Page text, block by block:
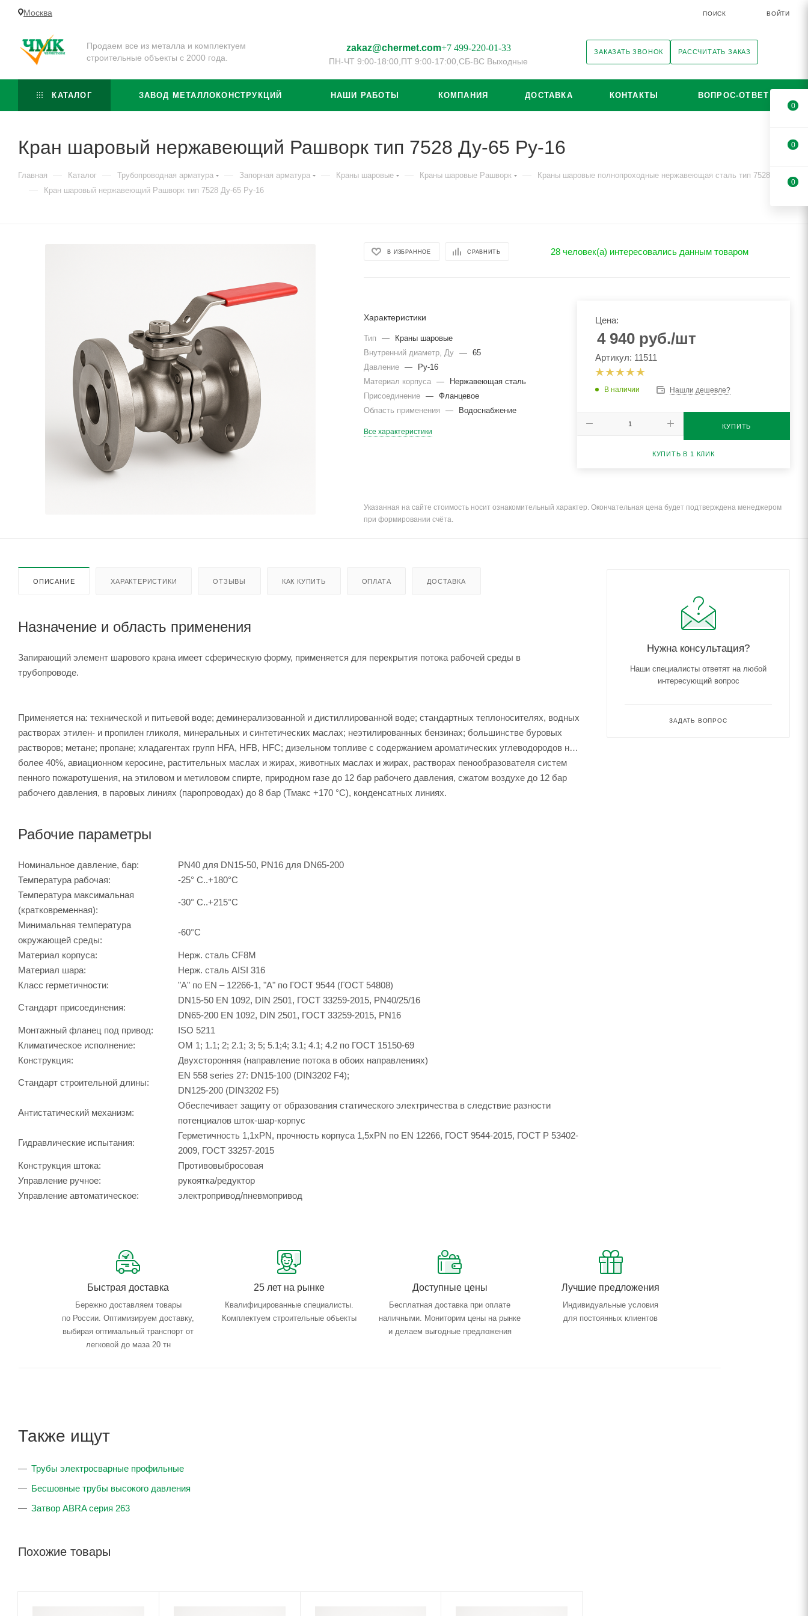
Москва ПОИСК ВОЙТИ
Продаем все из металла и комплектуем
строительные объекты с 2000 года.
zakaz@chermet.com+7 499-220-01-33
ПН-ЧТ 9:00-18:00, ПТ 9:00-17:00, СБ-ВС Выходные
ЗАКАЗАТЬ ЗВОНОК РАССЧИТАТЬ ЗАКАЗ
КАТАЛОГ ЗАВОД МЕТАЛЛОКОНСТРУКЦИЙ НАШИ РАБОТЫ КОМПАНИЯ ДОСТАВКА КОНТАКТЫ ВОПРОС-ОТВЕТ
Кран шаровый нержавеющий Рашворк тип 7528 Ду-65 Ру-16
Главная — Каталог — Трубопроводная арматура — Запорная арматура — Краны шаровые — Краны шаровые Рашворк — Краны шаровые полнопроходные нержавеющая сталь тип 7528
— Кран шаровый нержавеющий Рашворк тип 7528 Ду-65 Ру-16
В ИЗБРАННОЕ СРАВНИТЬ 28 человек(а) интересовались данным товаром
Характеристики
Тип —
Краны шаровые
Внутренний диаметр, Ду
—
65
Давление
—
Ру-16
Материал корпуса
—
Нержавеющая сталь
Присоединение
—
Фланцевое
Область применения
— Водоснабжение
Все характеристики
Цена:
4 940руб./шт
Артикул: 11511
В наличии Нашли дешевле?
КУПИТЬ
КУПИТЬ В 1 КЛИК
Указанная на сайте стоимость носит ознакомительный характер. Окончательная цена будет подтверждена менеджером
при формировании счёта.
ОПИСАНИЕ ХАРАКТЕРИСТИКИ ОТЗЫВЫ КАК КУПИТЬ ОПЛАТА ДОСТАВКА
Назначение и область применения
Запирающий элемент шарового крана имеет сферическую форму, применяется для перекрытия потока рабочей среды в
трубопроводе.
Применяется на: технической и питьевой воде; деминерализованной и дистиллированной воде; стандартных теплоносителях, водных
растворах этилен- и пропилен гликоля, минеральных и синтетических маслах; неэтилированных бензинах; большинстве буровых
растворов; метане; пропане; хладагентах групп HFA, HFB, HFC; дизельном топливе с содержанием ароматических углеводородов не
более 40%, авиационном керосине, растительных маслах и жирах, животных маслах и жирах, растворах пенообразователя систем
пенного пожаротушения, на этиловом и метиловом спирте, природном газе до 12 бар рабочего давления, сжатом воздухе до 12 бар
рабочего давления, в паровых линиях (паропроводах) до 8 бар (Тмакс +170 °С), конденсатных линиях.
Рабочие параметры
Номинальное давление, бар:
PN40 для DN15-50, PN16 для DN65-200
Температура рабочая:
-25° С..+180°С
Температура максимальная
(кратковременная):
-30° С..+215°С
Минимальная температура
окружающей среды:
-60°С
Материал корпуса:
Нерж. сталь CF8M
Материал шара:
Нерж. сталь AISI 316
Класс герметичности:
"А" по EN – 12266-1, "А" по ГОСТ 9544 (ГОСТ 54808)
Стандарт присоединения:
DN15-50 EN 1092, DIN 2501, ГОСТ 33259-2015, PN40/25/16
DN65-200 EN 1092, DIN 2501, ГОСТ 33259-2015, PN16
Монтажный фланец под привод:
ISO 5211
Климатическое исполнение:
ОМ 1; 1.1; 2; 2.1; 3; 5; 5.1;4; 3.1; 4.1; 4.2 по ГОСТ 15150-69
Конструкция:
Двухсторонняя (направление потока в обоих направлениях)
Стандарт строительной длины:
EN 558 series 27: DN15-100 (DIN3202 F4);
DN125-200 (DIN3202 F5)
Антистатический механизм:
Обеспечивает защиту от образования статического электричества в следствие разности
потенциалов шток-шар-корпус
Гидравлические испытания:
Герметичность 1,1хPN, прочность корпуса 1,5xPN по EN 12266, ГОСТ 9544-2015, ГОСТ Р 53402-
2009, ГОСТ 33257-2015
Конструкция штока:
Противовыбросовая
Управление ручное:
рукоятка/редуктор
Управление автоматическое:
электропривод/пневмопривод
Быстрая доставка
Бережно доставляем товары
по России. Оптимизируем доставку,
выбирая оптимальный транспорт от
легковой до маза 20 тн
25 лет на рынке
Квалифицированные специалисты.
Комплектуем строительные объекты
Доступные цены
Бесплатная доставка при оплате
наличными. Мониторим цены на рынке
и делаем выгодные предложения
Лучшие предложения
Индивидуальные условия
для постоянных клиентов
Также ищут
Трубы электросварные профильные
Бесшовные трубы высокого давления
Затвор ABRA серия 263
Похожие товары
Нужна консультация?
Наши специалисты ответят на любой
интересующий вопрос
ЗАДАТЬ ВОПРОС
0
0
0